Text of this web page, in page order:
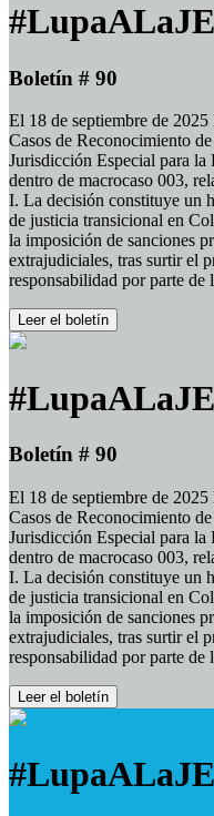
Boletín # 90
El 18 de septiembre de
Casos de Reconocimiento
Jurisdicción Especial para
dentro de macrocaso 003,
I. La decisión constituye un
de justicia transicional en
la imposición de sanciones
extrajudiciales, tras surtir el
responsabilidad por parte de
Leer el boletín
Boletín # 90
El 18 de septiembre de
Casos de Reconocimiento
Jurisdicción Especial para la
dentro de macrocaso 003,
I. La decisión constituye un
de justicia transicional en
la imposición de sanciones
extrajudiciales, tras surtir el
responsabilidad por parte de
Leer el boletín